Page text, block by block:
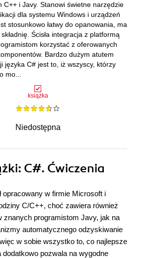
książka
Niedostępna
C++ i Javy. Stanowi świetne narzędzie
dla systemu Windows i urządzeń
stosunkowo łatwy do opanowania, ma
Ścisła integracja z platformą
korzystać z oferowanych
Bardzo dużym atutem
języka C# jest to, iż wszyscy, którzy
mo...
: C#. Ćwiczenia
opracowany w firmie Microsoft i
C/C++, choć zawiera również
znanych programistom Javy, jak na
automatycznego odzyskiwanie
w sobie wszystko to, co najlepsze
pozwala na wygodne